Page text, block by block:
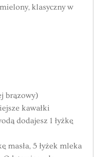
klasyczny w
brązowy)
kawałki
dodajesz 1 łyżkę
masła, 5 łyżek mleka